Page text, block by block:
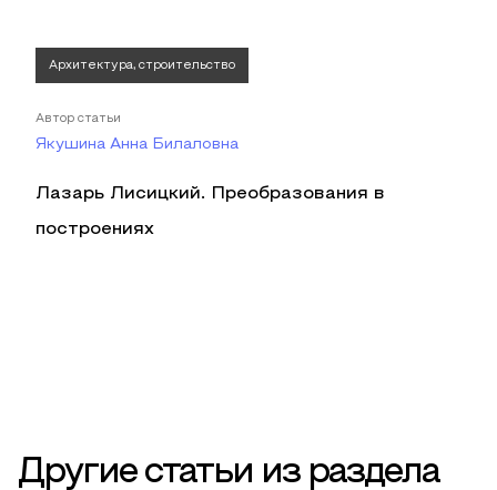
Архитектура, строительство
Автор статьи
Якушина Анна Билаловна
Лазарь Лисицкий. Преобразования в
построениях
Другие статьи из раздела